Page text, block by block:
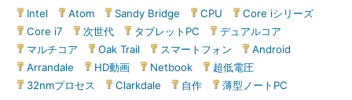
Intel Atom Sandy Bridge CPU Core iシリーズ
Core i7
次世代 タブレットPC デュアルコア
マルチコア
Oak Trail スマートフォン Android
Arrandale
HD動画 Netbook 超低電圧
32nmプロセス
Clarkdale 自作 薄型ノートPC